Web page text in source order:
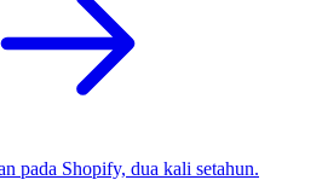
pada Shopify, dua kali setahun.